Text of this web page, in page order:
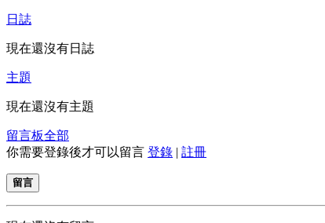
日誌
現在還沒有日誌
主題
現在還沒有主題
留言板全部
你需要登錄後才可以留言 登錄 | 註冊
留言